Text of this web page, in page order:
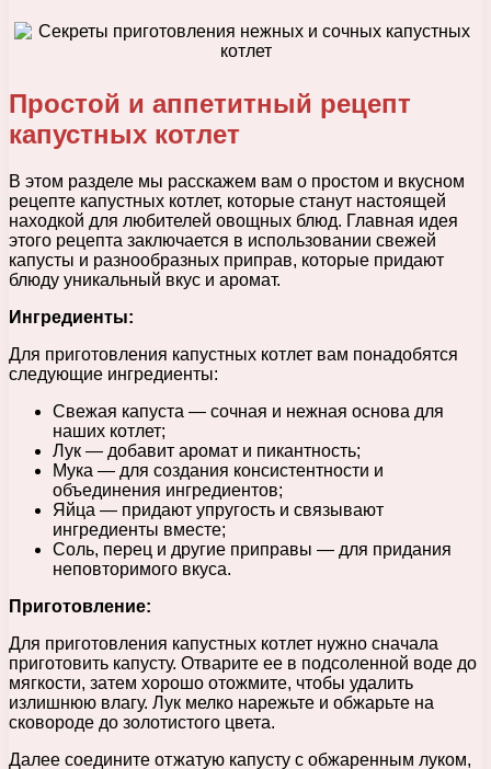
Простой и аппетитный рецепт
капустных котлет
В этом разделе мы расскажем вам о простом и вкусном
рецепте капустных котлет, которые станут настоящей
находкой для любителей овощных блюд. Главная идея
этого рецепта заключается в использовании свежей
капусты и разнообразных приправ, которые придают
блюду уникальный вкус и аромат.
Ингредиенты:
Для приготовления капустных котлет вам понадобятся
следующие ингредиенты:
Свежая капуста — сочная и нежная основа для
наших котлет;
Лук — добавит аромат и пикантность;
Мука — для создания консистентности и
объединения ингредиентов;
Яйца — придают упругость и связывают
ингредиенты вместе;
Соль, перец и другие приправы — для придания
неповторимого вкуса.
Приготовление:
Для приготовления капустных котлет нужно сначала
приготовить капусту. Отварите ее в подсоленной воде до
мягкости, затем хорошо отожмите, чтобы удалить
излишнюю влагу. Лук мелко нарежьте и обжарьте на
сковороде до золотистого цвета.
Далее соедините отжатую капусту с обжаренным луком,